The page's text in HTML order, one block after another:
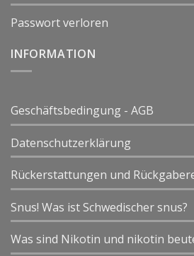
Passwort verloren
INFORMATION
Geschäftsbedingung - AGB
Datenschutzerklärung
Rückerstattungen und
Snus! Was ist Schwedischer snus?
Was sind Nikotin und nikotin